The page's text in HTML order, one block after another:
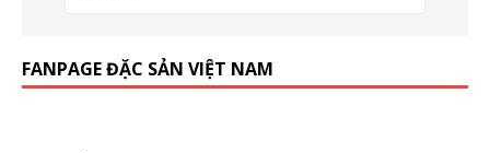
FANPAGE ĐẶC SẢN VIỆT NAM